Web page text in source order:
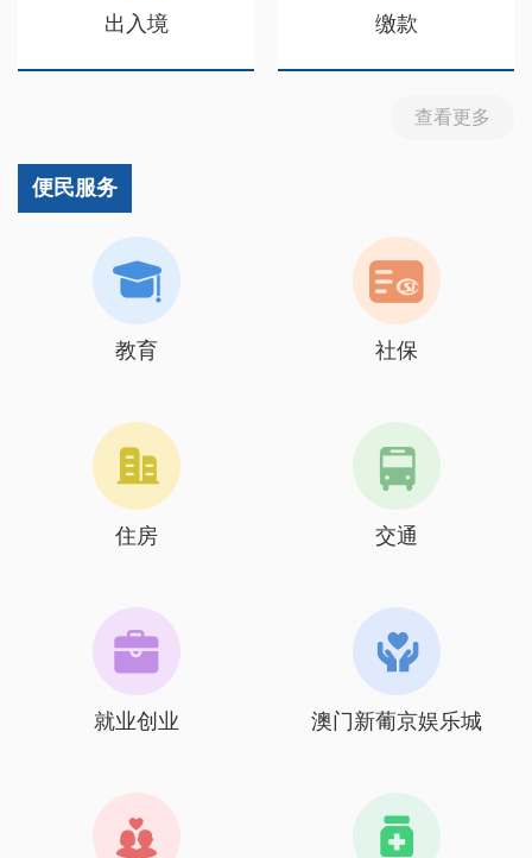
出入境 缴款
查看更多
便民服务
教育 社保
住房 交通
就业创业 澳门新葡京娱乐城